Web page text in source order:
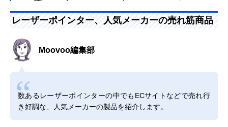
Amazonで見る
Amazonで見る
レーザーポインター、人気メーカーの売れ筋商品
Moovoo編集部
数あるレーザーポインターの中でもECサイトなどで売れ行
き好調な、人気メーカーの製品を紹介します。